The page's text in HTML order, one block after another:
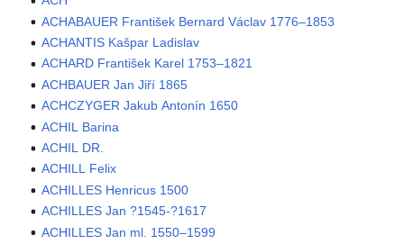
ACHABAUER František Bernard Václav 1776–1853
ACHANTIS Kašpar Ladislav
ACHARD František Karel 1753–1821
ACHBAUER Jan Jiří 1865
ACHCZYGER Jakub Antonín 1650
ACHIL Barina
ACHIL DR.
ACHILL Felix
ACHILLES Henricus 1500
ACHILLES Jan ?1545-?1617
ACHILLES Jan ml. 1550–1599